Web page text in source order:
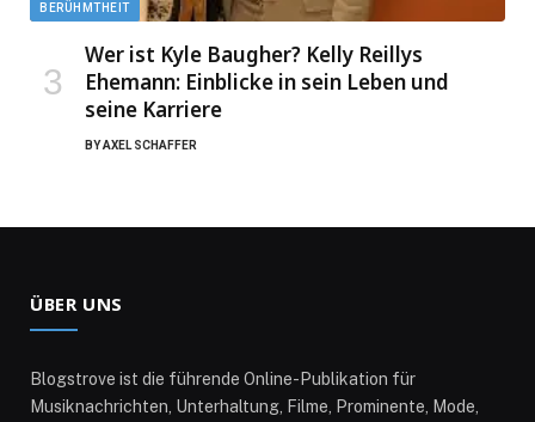
BERÜHMTHEIT
Wer ist Kyle Baugher? Kelly Reillys
Ehemann: Einblicke in sein Leben und
seine Karriere
BYAXEL SCHAFFER
ÜBER UNS
Blogstrove ist die führende Online-Publikation für
Musiknachrichten, Unterhaltung, Filme, Prominente, Mode,